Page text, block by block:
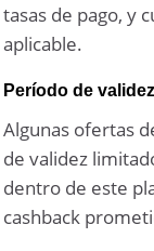
tasas de pago, y
aplicable.
Período de validez
Algunas ofertas
de validez
dentro de este
cashback